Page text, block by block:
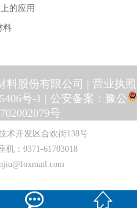
的应用
料
料股份有限公司 | 营业执照
号-1 | 公安备案： 豫公
号
术开发区合欢街138号
机： 0371-61703018